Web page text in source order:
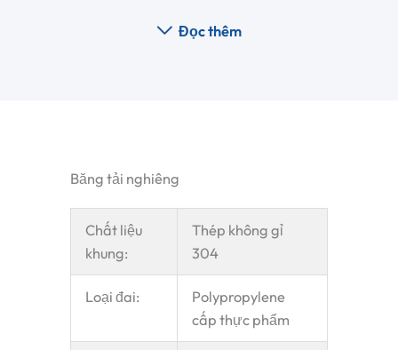
Đọc thêm
Băng tải nghiêng
Chất liệu
khung:
Thép không gỉ
304
Loại đai:
Polypropylene
cấp thực phẩm